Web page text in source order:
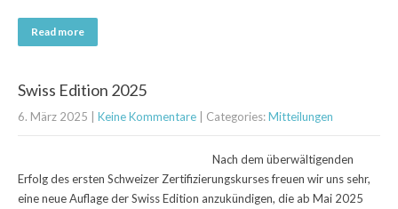
Read more
Swiss Edition 2025
6. März 2025 Keine Kommentare | Categories:Mitteilungen
Nach dem überwältigenden
Erfolg des ersten Schweizer Zertifizierungskurses freuen wir uns sehr,
eine neue Auflage der Swiss Edition anzukündigen, die ab Mai 2025